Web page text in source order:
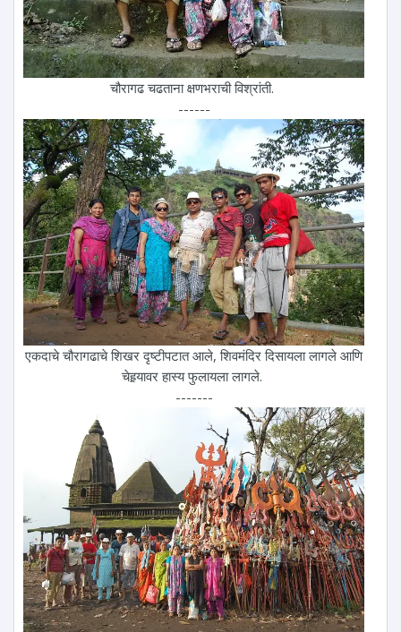
चौरागढ चढताना क्षणभराची विश्रांती.
------
एकदाचे चौरागढाचे शिखर दृष्टीपटात आले, शिवमंदिर दिसायला लागले आणि
चेहर्‍यावर हास्य फुलायला लागले.
-------